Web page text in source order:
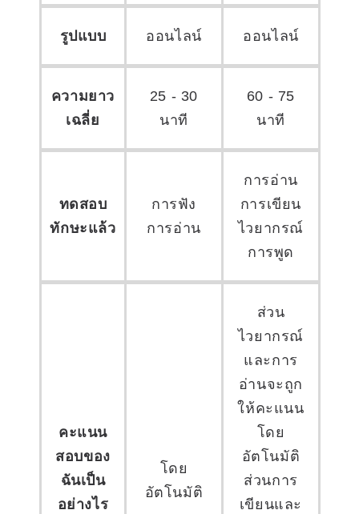
รูปแบบ ออนไลน์ ออนไลน์
ความยาว
เฉลี่ย
25 - 30
นาที
60 - 75
นาที
ทดสอบ
ทักษะแล้ว
การฟัง
การอ่าน
การอ่าน
การเขียน
ไวยากรณ์
การพูด
คะแนน
สอบของ
ฉันเป็น
อย่างไร
โดย
อัตโนมัติ
ส่วน
ไวยากรณ์
และการ
อ่านจะถูก
ให้คะแนน
โดย
อัตโนมัติ
ส่วนการ
เขียนและ